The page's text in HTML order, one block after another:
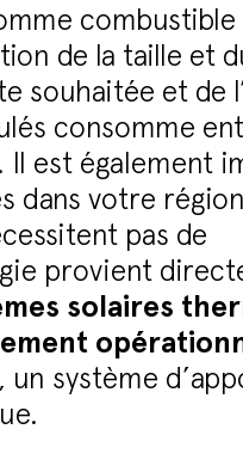
de la taille et
souhaitée et de
consomme
Il est également
dans votre
pas de
provient
solaires
système